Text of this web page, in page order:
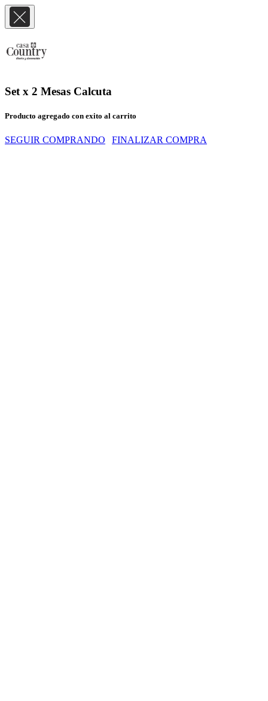
Set x 2 Mesas Calcuta
Producto agregado con exito al carrito
SEGUIR COMPRANDO FINALIZAR COMPRA